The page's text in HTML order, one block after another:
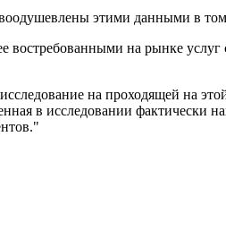
этими данными в том,
востребованными на рынке
на проходящей на
в исследовании фактически